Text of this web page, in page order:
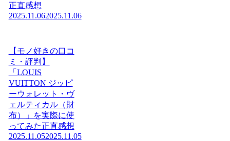
正直感想
2025.11.062025.11.06
【モノ好きの口コ
ミ・評判】
「LOUIS
VUITTON ジッピ
ーウォレット・ヴ
ェルティカル（財
布）」を実際に使
ってみた正直感想
2025.11.052025.11.05